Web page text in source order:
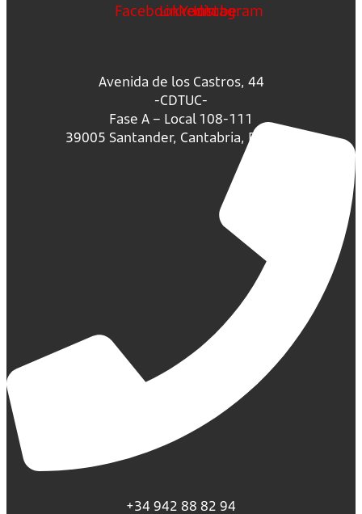
FacebookLinkedin
Youtube
Instagram
Avenida de los Castros, 44
-CDTUC-
Fase A – Local 108-111
39005 Santander, Cantabria, España.
+34 942 88 82 94